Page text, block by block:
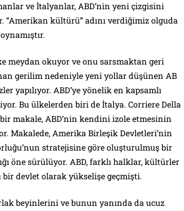
ve İtalyanlar, ABD’nin yeni çizgisini
kültürü” adını verdiğimiz olguda
meydan okuyor ve onu sarsmaktan geri
gerilim nedeniyle yeni yollar düşünen AB
yapılıyor. ABD’ye yönelik en kapsamlı
Bu ülkelerden biri de İtalya. Corriere Della
makale, ABD’nin kendini izole etmesinin
Makalede, Amerika Birleşik Devletleri’nin
stratejisine göre oluşturulmuş bir
öne sürülüyor. ABD, farklı halklar, kültürler
devlet olarak yükselişe geçmişti.
beyinlerini ve bunun yanında da ucuz